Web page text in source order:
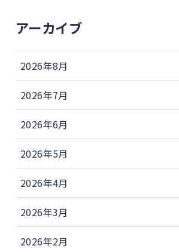
アーカイブ
2026年8月
2026年7月
2026年6月
2026年5月
2026年4月
2026年3月
2026年2月